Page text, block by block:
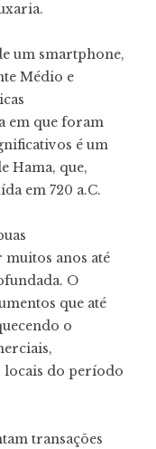
um smartphone,
Médio e
em que foram
é um
Hama, que,
em 720 a.C.
anos até
O
que até
o
locais do período
transações